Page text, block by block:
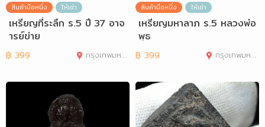
สินค้ามือหนึ่ง ให้เช่า
เหรียญที่ระลึก ร.5 ปี 37 อาจ
ารย์ข่าย
฿ 399 กรุงเทพมหานคร
สินค้ามือหนึ่ง ให้เช่า
เหรียญมหาลาภ ร.5 หลวงพ่อ
พุธ
฿ 399 กรุงเทพมหานคร